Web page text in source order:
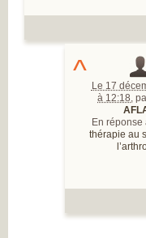
^ Le 17
à 12:18,
En réponse
thérapie au